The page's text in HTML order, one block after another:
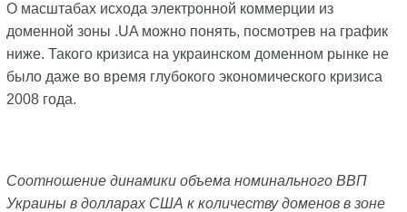
О масштабах исхода электронной коммерции из
доменной зоны .UA можно понять, посмотрев на график
ниже. Такого кризиса на украинском доменном рынке не
было даже во время глубокого экономического кризиса
2008 года.
Соотношение динамики объема номинального ВВП
Украины в долларах США к количеству доменов в зоне